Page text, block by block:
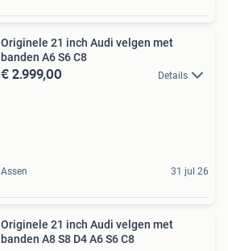
Originele 21 inch Audi velgen met
banden A6 S6 C8
€ 2.999,00 Details
Assen 31 jul 26
Originele 21 inch Audi velgen met
banden A8 S8 D4 A6 S6 C8